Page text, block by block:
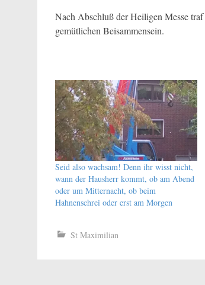
Nach Abschluß der Heiligen Messe
gemütlichen Beisammensein.
Seid also wachsam! Denn ihr wisst nicht,
wann der Hausherr kommt, ob am Abend
oder um Mitternacht, ob beim
Hahnenschrei oder erst am Morgen
St Maximilian